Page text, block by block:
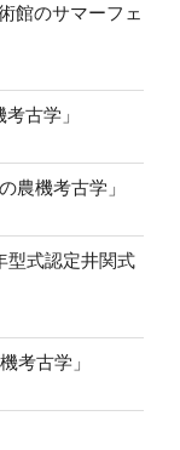
館のサマーフェ
古学」
農機考古学」
型式認定井関式
考古学」